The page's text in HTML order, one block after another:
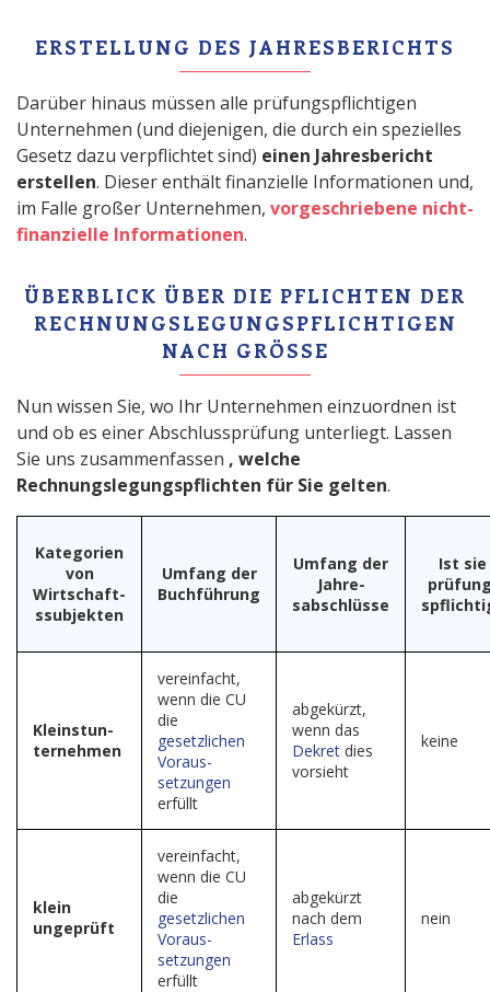
ERSTELLUNG DES JAHRESBERICHTS
Darüber hinaus müssen alle prüfungspflichtigen
Unternehmen (und diejenigen, die durch ein spezielles
Gesetz dazu verpflichtet sind) einen Jahresbericht
erstellen. Dieser enthält finanzielle Informationen und,
im Falle großer Unternehmen, vorgeschriebene nicht-
finanzielle Informationen.
ÜBERBLICK ÜBER DIE PFLICHTEN DER
RECHNUNGSLEGUNGSPFLICHTIGEN
NACH GRÖSSE
Nun wissen Sie, wo Ihr Unternehmen einzuordnen ist
und ob es einer Abschlussprüfung unterliegt. Lassen
Sie uns zusammenfassen , welche
Rechnungslegungspflichten für Sie gelten.
Kategorien
von
Wirtschaft-
ssubjekten
Umfang der
Buchführung
Umfang der
Jahre-
sabschlüsse
Ist sie
Kleinstun-
ternehmen
vereinfacht,
wenn die CU
die
gesetzlichen
Voraus-
setzungen
erfüllt
abgekürzt,
wenn das
Dekret dies
vorsieht
keine
klein
ungeprüft
vereinfacht,
wenn die CU
die
gesetzlichen
Voraus-
setzungen
erfüllt
abgekürzt
nach dem
Erlass
nein